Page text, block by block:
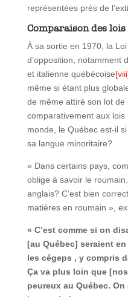
représentées près de
Comparaison des
À sa sortie en 1970, la
d’opposition, notamment
et italienne québécoise
même si étant plus
de même attiré son lot de
comparativement aux
monde, le Québec est-il
sa langue minoritaire?
« Dans certains pays,
oblige à savoir le
anglais? C’est bien
matières en roumain »,
« C’est comme si on
[au Québec] seraient
les cégeps , y compris
Ça va plus loin que
peureux au Québec.